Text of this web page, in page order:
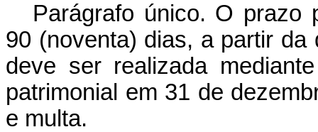
Parágrafo único. O prazo
90 (noventa) dias, a partir
deve ser realizada
patrimonial em 31 de
e multa.